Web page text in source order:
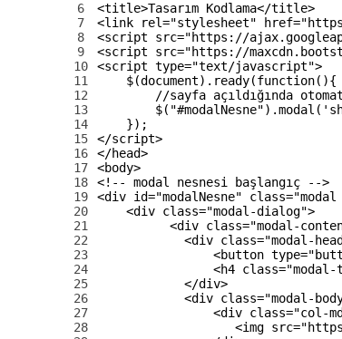
6
7
8
9
10
11
12
13
14
15
16
17
18
19
20
21
22
23
24
25
26
27
28
<title>Tasarım Kodlama</title>
<link
rel="stylesheet" href=
<script src="https://
<script src="https://
<script type="text/javascript">
$(document) . ready(function( ){
//sayfa açıldığında
$( "#modalNesne") .modal (
}) ;
</script>
</head>
<body>
<!-- modal nesnesi başlangıç -->
<div id="modalNesne" class=
<div class="modal-dialog">
<div class="modal-
<div class="modal-
<button type=
<h4 class=
</div>
<div class="modal-
<div class="col-
<img src=